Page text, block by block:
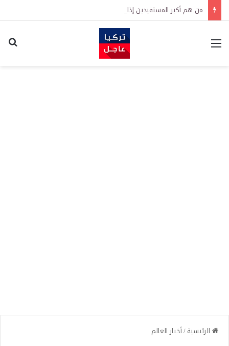
من هم أكبر المستفيدين إذا انتهت الحرب؟
القائمة
الرئيسية/أخبار العالم